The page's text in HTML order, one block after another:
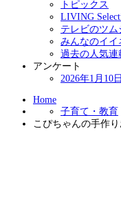
トピックス
LIVING
テレビのツム
みんなのイイ
過去の人気連
アンケート
2026年1月10
Home
子育て・教育
こぴちゃんの手作